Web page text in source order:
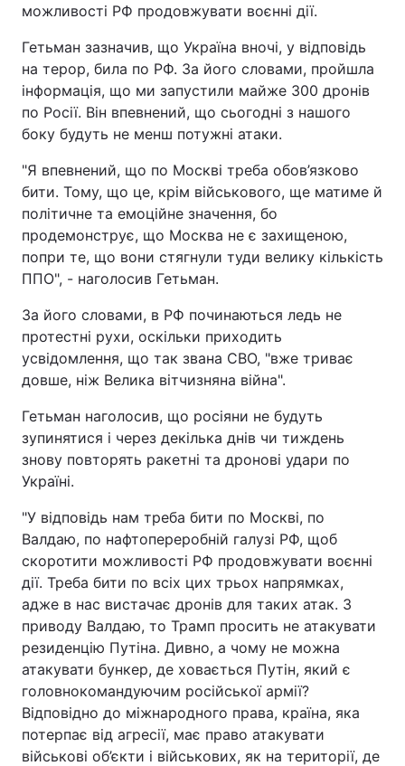
можливості РФ продовжувати воєнні дії.
Гетьман зазначив, що Україна вночі, у відповідь
на терор, била по РФ. За його словами, пройшла
інформація, що ми запустили майже 300 дронів
по Росії. Він впевнений, що сьогодні з нашого
боку будуть не менш потужні атаки.
"Я впевнений, що по Москві треба обов’язково
бити. Тому, що це, крім військового, ще матиме й
політичне та емоційне значення, бо
продемонструє, що Москва не є захищеною,
попри те, що вони стягнули туди велику кількість
ППО", - наголосив Гетьман.
За його словами, в РФ починаються ледь не
протестні рухи, оскільки приходить
усвідомлення, що так звана СВО, "вже триває
довше, ніж Велика вітчизняна війна".
Гетьман наголосив, що росіяни не будуть
зупинятися і через декілька днів чи тиждень
знову повторять ракетні та дронові удари по
Україні.
"У відповідь нам треба бити по Москві, по
Валдаю, по нафтопереробній галузі РФ, щоб
скоротити можливості РФ продовжувати воєнні
дії. Треба бити по всіх цих трьох напрямках,
адже в нас вистачає дронів для таких атак. З
приводу Валдаю, то Трамп просить не атакувати
резиденцію Путіна. Дивно, а чому не можна
атакувати бункер, де ховається Путін, який є
головнокомандуючим російської армії?
Відповідно до міжнародного права, країна, яка
потерпає від агресії, має право атакувати
військові об’єкти і військових, як на території, де